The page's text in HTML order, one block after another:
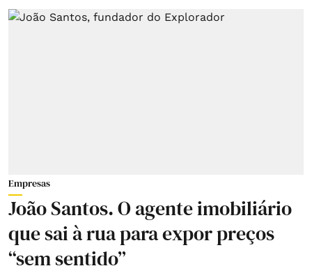
Empresas
João Santos. O agente imobiliário
que sai à rua para expor preços
“sem sentido”